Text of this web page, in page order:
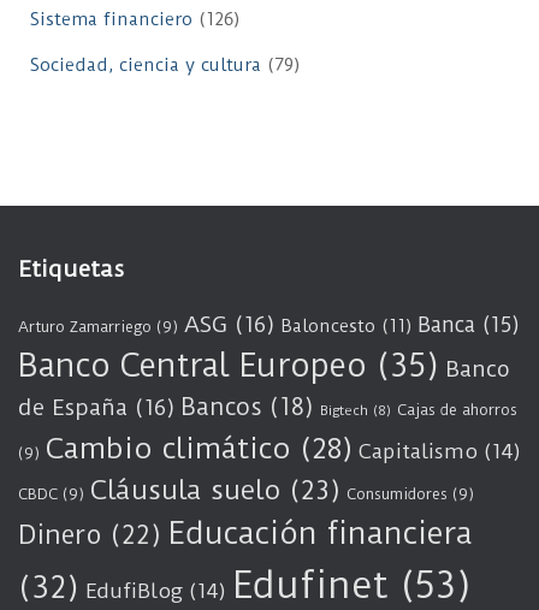
Sistema financiero (126)
Sociedad, ciencia y cultura (79)
Etiquetas
Arturo Zamarriego (9) ASG (16) Baloncesto (11) Banca (15)
Banco Central Europeo (35) Banco
de España (16) Bancos (18) Bigtech (8) Cajas de ahorros
(9) Cambio climático (28) Capitalismo (14)
CBDC (9) Cláusula suelo (23) Consumidores (9)
Dinero (22) Educación financiera
(32) EdufiBlog (14) Edufinet (53)